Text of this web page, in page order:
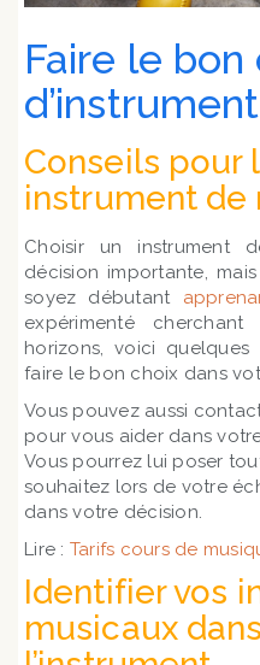
Faire le bon
Conseils pour
instrument de
Choisir un instrument
décision importante,
soyez débutant
expérimenté
horizons, voici
faire le bon choix dans
Vous pouvez aussi
pour vous aider dans
Vous pourrez lui poser
souhaitez lors de votre
dans votre décision.
Lire : Tarifs cours de
Identifier vos
musicaux